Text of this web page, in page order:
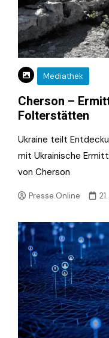
Mediathek
Cherson –
Folterstätten
Ukraine teilt
mit Ukrainische
von Cherson
Presse.Online